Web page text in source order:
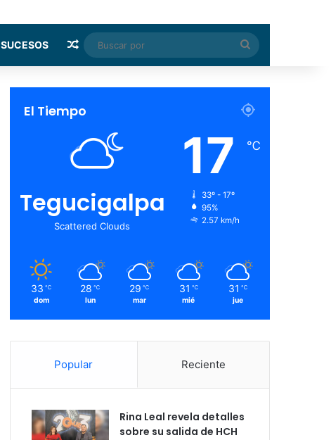
SUCESOS Random Article
Buscar
por
El Tiempo
Tegucigalpa
Scattered Clouds
17 ℃
33º - 17º
95%
2.57 km/h
33 ℃
dom
28 ℃
lun
29 ℃
mar
31 ℃
mié
31 ℃
jue
Popular Reciente
Rina Leal revela detalles
sobre su salida de HCH